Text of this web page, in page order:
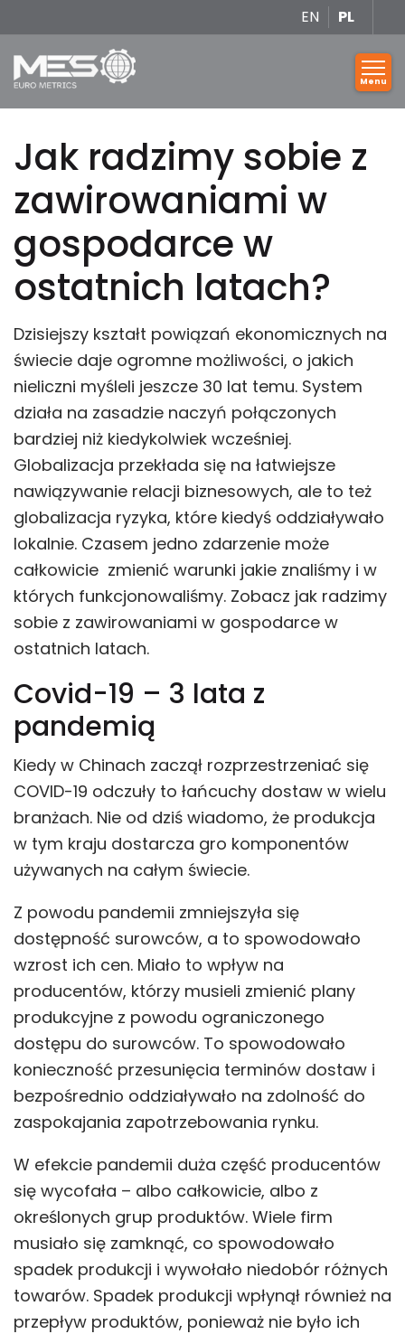
EN PL
Jak radzimy sobie z
zawirowaniami w
gospodarce w
ostatnich latach?
Dzisiejszy kształt powiązań ekonomicznych na
świecie daje ogromne możliwości, o jakich
nieliczni myśleli jeszcze 30 lat temu. System
działa na zasadzie naczyń połączonych
bardziej niż kiedykolwiek wcześniej.
Globalizacja przekłada się na łatwiejsze
nawiązywanie relacji biznesowych, ale to też
globalizacja ryzyka, które kiedyś oddziaływało
lokalnie. Czasem jedno zdarzenie może
całkowicie zmienić warunki jakie znaliśmy i w
których funkcjonowaliśmy. Zobacz jak radzimy
sobie z zawirowaniami w gospodarce w
ostatnich latach.
Covid-19 – 3 lata z
pandemią
Kiedy w Chinach zaczął rozprzestrzeniać się
COVID-19 odczuły to łańcuchy dostaw w wielu
branżach. Nie od dziś wiadomo, że produkcja
w tym kraju dostarcza gro komponentów
używanych na całym świecie.
Z powodu pandemii zmniejszyła się
dostępność surowców, a to spowodowało
wzrost ich cen. Miało to wpływ na
producentów, którzy musieli zmienić plany
produkcyjne z powodu ograniczonego
dostępu do surowców. To spowodowało
konieczność przesunięcia terminów dostaw i
bezpośrednio oddziaływało na zdolność do
zaspokajania zapotrzebowania rynku.
W efekcie pandemii duża część producentów
się wycofała – albo całkowicie, albo z
określonych grup produktów. Wiele firm
musiało się zamknąć, co spowodowało
spadek produkcji i wywołało niedobór różnych
towarów. Spadek produkcji wpłynął również na
przepływ produktów, ponieważ nie było ich